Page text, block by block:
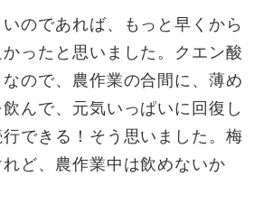
のであれば、もっと早くから
ったと思いました。クエン酸
ので、農作業の合間に、薄め
んで、元気いっぱいに回復し
できる！そう思いました。梅
ど、農作業中は飲めないか